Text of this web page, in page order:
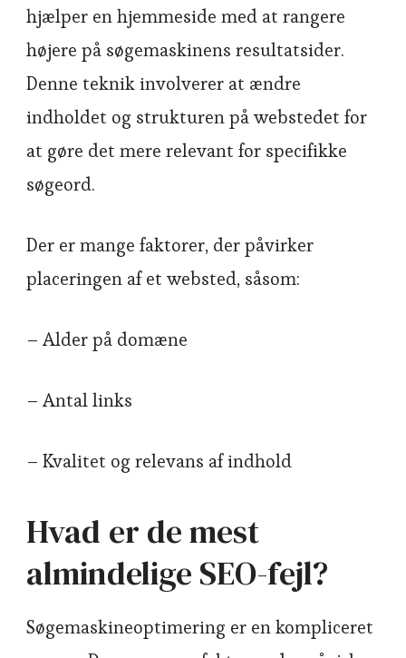
hjælper en hjemmeside med at rangere
højere på søgemaskinens resultatsider.
Denne teknik involverer at ændre
indholdet og strukturen på webstedet for
at gøre det mere relevant for specifikke
søgeord.
Der er mange faktorer, der påvirker
placeringen af et websted, såsom:
– Alder på domæne
– Antal links
– Kvalitet og relevans af indhold
Hvad er de mest
almindelige SEO-fejl?
Søgemaskineoptimering er en kompliceret